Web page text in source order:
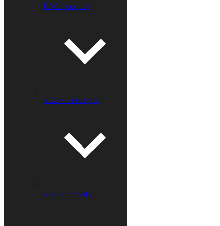
RAW recepty
VEGAN recepty
VEGE recepty